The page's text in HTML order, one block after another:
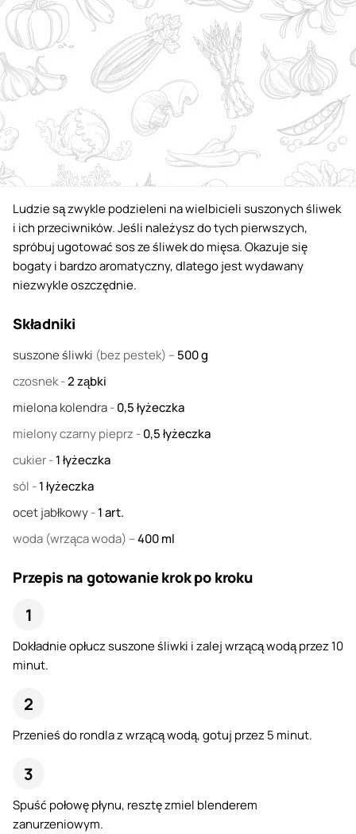
Ludzie są zwykle podzieleni na wielbicieli suszonych śliwek
i ich przeciwników. Jeśli należysz do tych pierwszych,
spróbuj ugotować sos ze śliwek do mięsa. Okazuje się
bogaty i bardzo aromatyczny, dlatego jest wydawany
niezwykle oszczędnie.
Składniki
suszone śliwki (bez pestek) –500g
czosnek-2ząbki
mielona kolendra-0,5łyżeczka
mielony czarny pieprz -0,5łyżeczka
cukier-1łyżeczka
sól -1łyżeczka
ocet jabłkowy-1art.
woda (wrząca woda) –400ml
Przepis na gotowanie krok po kroku
Dokładnie opłucz suszone śliwki i zalej wrzącą wodą przez 10
minut.
Przenieś do rondla z wrzącą wodą, gotuj przez 5 minut.
Spuść połowę płynu, resztę zmiel blenderem
zanurzeniowym.